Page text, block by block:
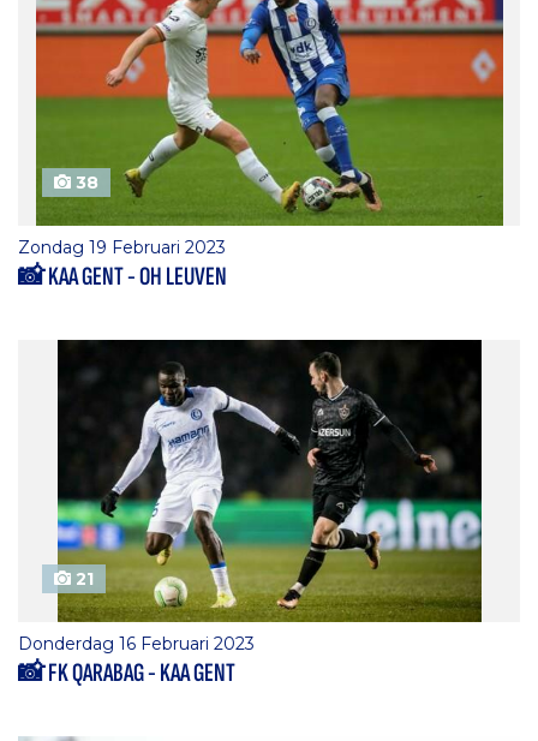
38
Zondag 19 Februari 2023
📸 KAA GENT - OH LEUVEN
21
Donderdag 16 Februari 2023
📸 FK QARABAG - KAA GENT